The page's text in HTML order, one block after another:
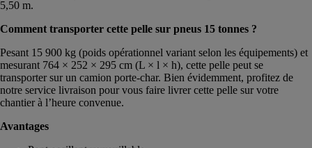
5,50 m.
Comment transporter cette pelle sur pneus 15 tonnes ?
Pesant 15 900 kg (poids opérationnel variant selon les équipements) et
mesurant 764 × 252 × 295 cm (L × l × h), cette pelle peut se
transporter sur un camion porte-char. Bien évidemment, profitez de
notre service livraison pour vous faire livrer cette pelle sur votre
chantier à l’heure convenue.
Avantages